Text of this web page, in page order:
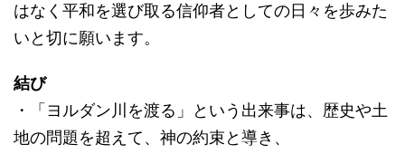
はなく平和を選び取る信仰者としての日々を歩みた
いと切に願います。
結び
・「ヨルダン川を渡る」という出来事は、歴史や土
地の問題を超えて、神の約束と導き、